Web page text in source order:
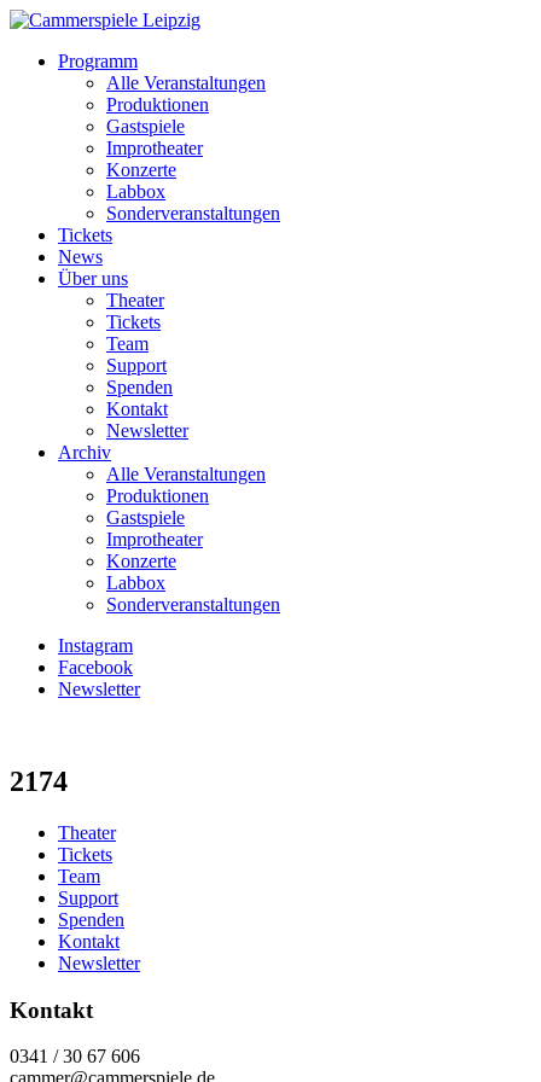
Programm
Alle Veranstaltungen
Produktionen
Gastspiele
Improtheater
Konzerte
Labbox
Sonderveranstaltungen
Tickets
News
Über uns
Theater
Tickets
Team
Support
Spenden
Kontakt
Newsletter
Archiv
Alle Veranstaltungen
Produktionen
Gastspiele
Improtheater
Konzerte
Labbox
Sonderveranstaltungen
Instagram
Facebook
Newsletter
2174
Theater
Tickets
Team
Support
Spenden
Kontakt
Newsletter
Kontakt
0341 / 30 67 606